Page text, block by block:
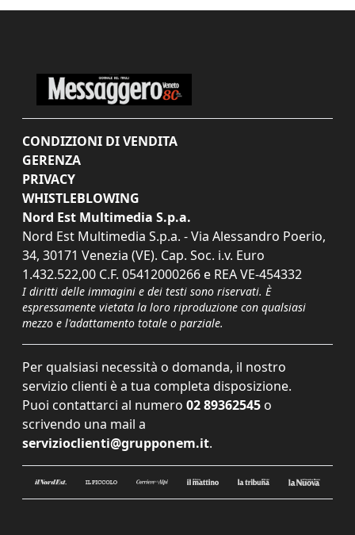
CONDIZIONI DI VENDITA
GERENZA
PRIVACY
WHISTLEBLOWING
Nord Est Multimedia S.p.a.
Nord Est Multimedia S.p.a. - Via Alessandro Poerio,
34, 30171 Venezia (VE). Cap. Soc. i.v. Euro
1.432.522,00 C.F. 05412000266 e REA VE-454332
I diritti delle immagini e dei testi sono riservati. È
espressamente vietata la loro riproduzione con qualsiasi
mezzo e l'adattamento totale o parziale.
Per qualsiasi necessità o domanda, il nostro
servizio clienti è a tua completa disposizione.
Puoi contattarci al numero 02 89362545 o
scrivendo una mail a
servizioclienti@grupponem.it.